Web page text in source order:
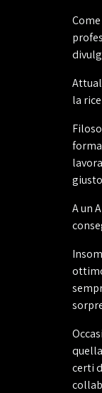
Come
la
A un
certi